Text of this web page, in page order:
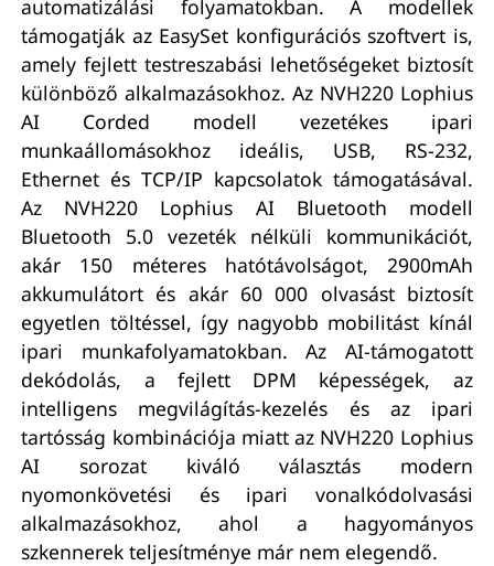
automatizálási folyamatokban. A modellek
támogatják az EasySet konfigurációs szoftvert is,
amely fejlett testreszabási lehetőségeket biztosít
különböző alkalmazásokhoz. Az NVH220 Lophius
AI Corded modell vezetékes ipari
munkaállomásokhoz ideális, USB, RS-232,
Ethernet és TCP/IP kapcsolatok támogatásával.
Az NVH220 Lophius AI Bluetooth modell
Bluetooth 5.0 vezeték nélküli kommunikációt,
akár 150 méteres hatótávolságot, 2900mAh
akkumulátort és akár 60 000 olvasást biztosít
egyetlen töltéssel, így nagyobb mobilitást kínál
ipari munkafolyamatokban. Az AI-támogatott
dekódolás, a fejlett DPM képességek, az
intelligens megvilágítás-kezelés és az ipari
tartósság kombinációja miatt az NVH220 Lophius
AI sorozat kiváló választás modern
nyomonkövetési és ipari vonalkódolvasási
alkalmazásokhoz, ahol a hagyományos
szkennerek teljesítménye már nem elegendő.